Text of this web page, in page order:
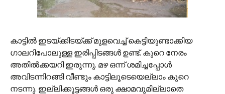
കാട്ടില്‍ ഇടയ്ക്കിടയ്ക്ക് മുളവെച്ച് കെട്ടിയുണ്ടാക്കിയ
ഗാലറിപോലുള്ള ഇരിപ്പിടങ്ങള്‍ ഉണ്ട്. കുറെ നേരം
അതില്‍ക്കയറി ഇരുന്നു. മഴ ഒന്ന് ശമിച്ചപ്പോള്‍
അവിടന്നിറങ്ങി വീണ്ടും കാട്ടിലൂടെയെല്ലാം കുറെ
നടന്നു. ഇല്ലിക്കൂട്ടങ്ങള്‍ ഒരു ക്ഷാമവുമില്ലാതെ